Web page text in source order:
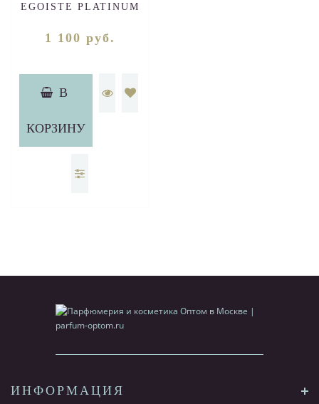
EGOISTE PLATINUM
1 100 руб.
В
КОРЗИНУ
ИНФОРМАЦИЯ